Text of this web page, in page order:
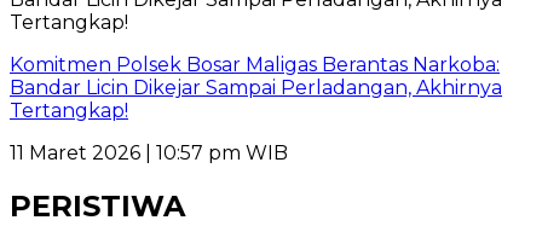
Komitmen Polsek Bosar Maligas Berantas Narkoba:
Bandar Licin Dikejar Sampai Perladangan, Akhirnya
Tertangkap!
11 Maret 2026 | 10:57 pm WIB
PERISTIWA